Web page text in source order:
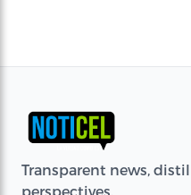
Transparent news,
perspectives.